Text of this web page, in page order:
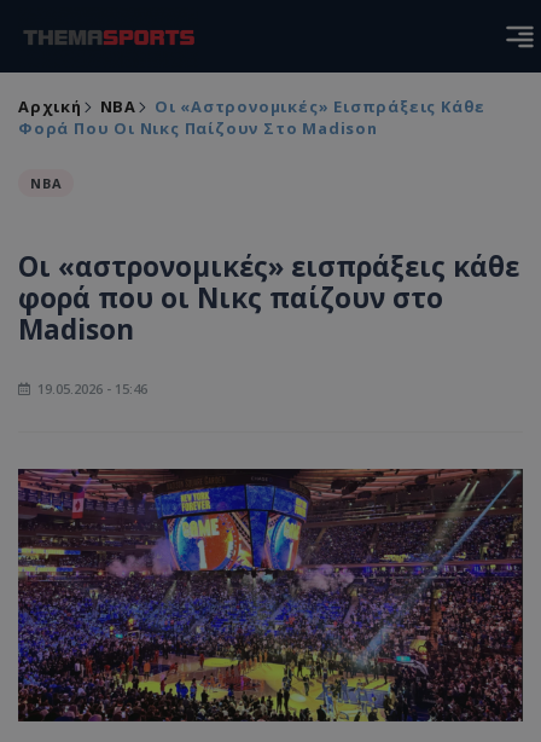
Αρχική NBA
Οι «αστρονομικές» Εισπράξεις Κάθε
Φορά Που Οι Νικς Παίζουν Στο Madison
NBA
Οι «αστρονομικές» εισπράξεις κάθε
φορά που οι Νικς παίζουν στο
Madison
19.05.2026 - 15:46